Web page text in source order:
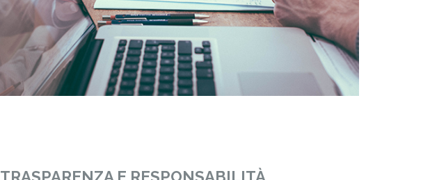
TRASPARENZA E RESPONSABILITÀ